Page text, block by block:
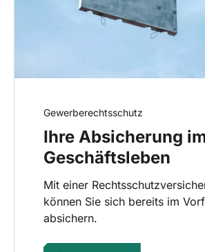
Gewerberechtsschutz
Ihre Absicherung
Geschäftsleben
Mit einer
können Sie sich bereits im
absichern.